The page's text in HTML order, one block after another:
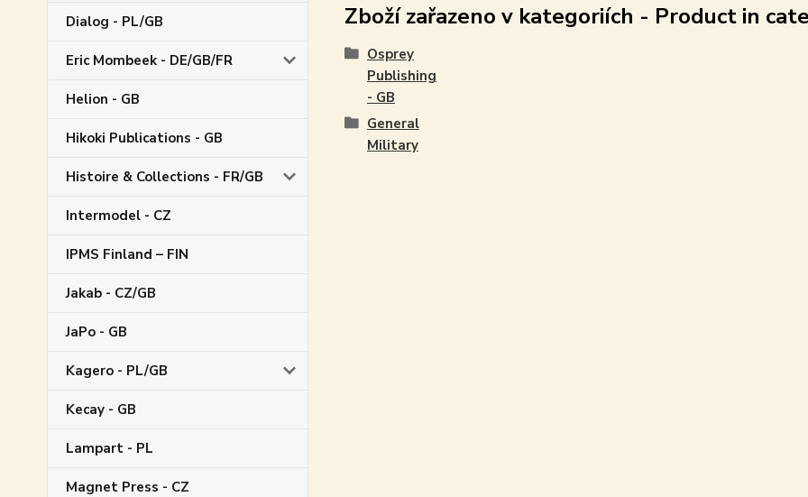
Dialog - PL/GB
Eric Mombeek - DE/GB/FR
Helion - GB
Hikoki Publications - GB
Histoire & Collections - FR/GB
Intermodel - CZ
IPMS Finland – FIN
Jakab - CZ/GB
JaPo - GB
Kagero - PL/GB
Kecay - GB
Lampart - PL
Magnet Press - CZ
Zboží zařazeno v kategoriích - Product in
Osprey
Publishing
- GB
General
Military